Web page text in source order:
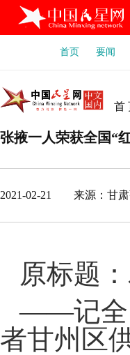
首页 要闻
首
张掖一人荣获全国“
2021-02-21 来源：甘
原标题
——记全
者甘州区